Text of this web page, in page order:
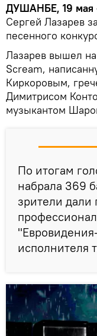
ДУШАНБЕ, 19 мая
Сергей Лазарев
песенного
Лазарев вышел
Scream,
Киркоровым,
Димитрисом
музыкантом
По итогам
набрала 369
зрители дали
исполнителя